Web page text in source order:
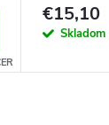
€15,10
Skladom